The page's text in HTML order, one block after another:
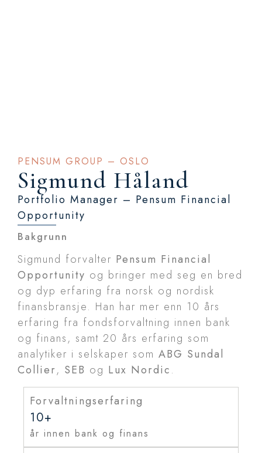
PENSUM GROUP – OSLO
Sigmund Håland
Portfolio Manager – Pensum Financial
Opportunity
Bakgrunn
Sigmund forvalter Pensum Financial
Opportunity og bringer med seg en bred
og dyp erfaring fra norsk og nordisk
finansbransje. Han har mer enn 10 års
erfaring fra fondsforvaltning innen bank
og finans, samt 20 års erfaring som
analytiker i selskaper som ABG Sundal
Collier, SEB og Lux Nordic.
Forvaltningserfaring
10+
år innen bank og finans